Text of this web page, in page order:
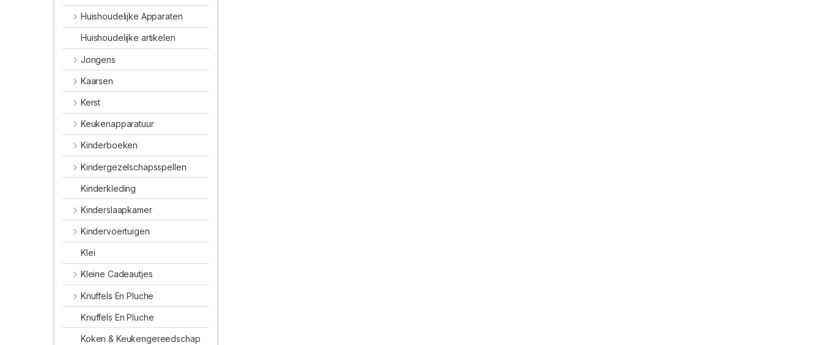
Huishoudelijke Apparaten
Huishoudelijke artikelen
Jongens
Kaarsen
Kerst
Keukenapparatuur
Kinderboeken
Kindergezelschapsspellen
Kinderkleding
Kinderslaapkamer
Kindervoertuigen
Klei
Kleine Cadeautjes
Knuffels En Pluche
Knuffels En Pluche
Koken & Keukengereedschap